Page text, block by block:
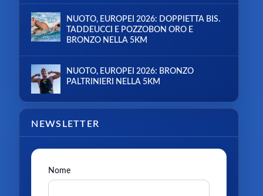
NUOTO, EUROPEI 2026: DOPPIETTA BIS.
TADDEUCCI E POZZOBON ORO E
BRONZO NELLA 5KM
NUOTO, EUROPEI 2026: BRONZO
PALTRINIERI NELLA 5KM
NEWSLETTER
Nome